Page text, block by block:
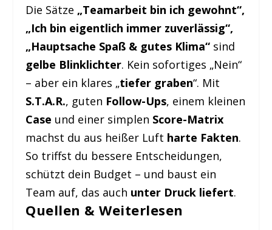
Die Sätze „Teamarbeit bin ich gewohnt“,
„Ich bin eigentlich immer zuverlässig“,
„Hauptsache Spaß & gutes Klima“ sind
gelbe Blinklichter. Kein sofortiges „Nein“
– aber ein klares „tiefer graben“. Mit
S.T.A.R., guten Follow-Ups, einem kleinen
Case und einer simplen Score-Matrix
machst du aus heißer Luft harte Fakten.
So triffst du bessere Entscheidungen,
schützt dein Budget – und baust ein
Team auf, das auch unter Druck liefert.
Quellen & Weiterlesen